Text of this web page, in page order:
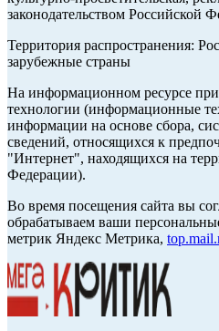
законодательством Российской
Территория распространения:
зарубежные страны
На информационном ресурсе
технологии (информационные
информации на основе сбора,
сведений, относящихся к
"Интернет", находящихся на
Федерации).
Во время посещения сайта вы
обрабатываем ваши
метрик Яндекс Метрика,